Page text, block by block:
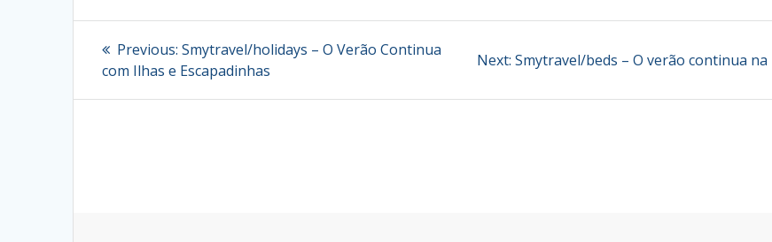
Navegação
de
Previous: Previous
post:
Smytravel/holidays – O Verão Continua
com Ilhas e Escapadinhas
Next: Next
Smytravel/beds – O verão continua na